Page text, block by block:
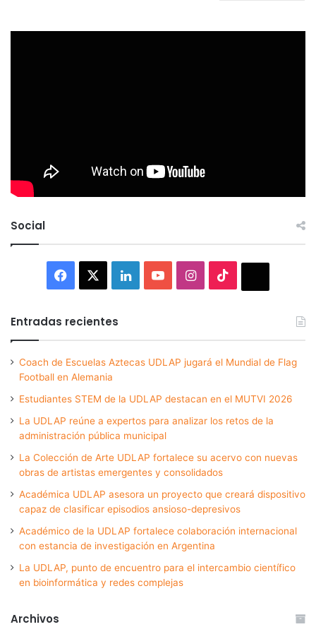
Social
Facebook LinkedInYouTubeInstagram
Entradas recientes
Coach de Escuelas Aztecas UDLAP jugará el Mundial de Flag
Football en Alemania
Estudiantes STEM de la UDLAP destacan en el MUTVI 2026
La UDLAP reúne a expertos para analizar los retos de la
administración pública municipal
La Colección de Arte UDLAP fortalece su acervo con nuevas
obras de artistas emergentes y consolidados
Académica UDLAP asesora un proyecto que creará dispositivo
capaz de clasificar episodios ansioso-depresivos
Académico de la UDLAP fortalece colaboración internacional
con estancia de investigación en Argentina
La UDLAP, punto de encuentro para el intercambio científico
en bioinformática y redes complejas
Archivos